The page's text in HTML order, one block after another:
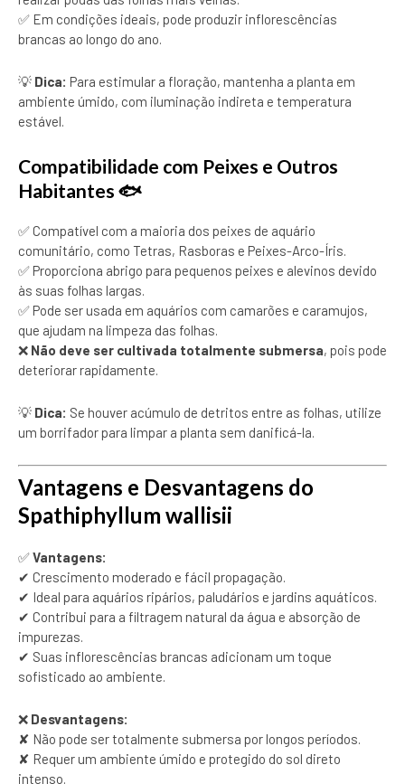
✅ Em condições ideais, pode produzir inflorescências
brancas ao longo do ano.
💡 Dica: Para estimular a floração, mantenha a planta em
ambiente úmido, com iluminação indireta e temperatura
estável.
Compatibilidade com Peixes e Outros
Habitantes 🐟
✅ Compatível com a maioria dos peixes de aquário
comunitário, como Tetras, Rasboras e Peixes-Arco-Íris.
✅ Proporciona abrigo para pequenos peixes e alevinos devido
às suas folhas largas.
✅ Pode ser usada em aquários com camarões e caramujos,
que ajudam na limpeza das folhas.
❌ Não deve ser cultivada totalmente submersa, pois pode
deteriorar rapidamente.
💡 Dica: Se houver acúmulo de detritos entre as folhas, utilize
um borrifador para limpar a planta sem danificá-la.
Vantagens e Desvantagens do
Spathiphyllum wallisii
✅Vantagens:
✔ Crescimento moderado e fácil propagação.
✔ Ideal para aquários ripários, paludários e jardins aquáticos.
✔ Contribui para a filtragem natural da água e absorção de
impurezas.
✔ Suas inflorescências brancas adicionam um toque
sofisticado ao ambiente.
❌ Desvantagens:
✘ Não pode ser totalmente submersa por longos períodos.
✘ Requer um ambiente úmido e protegido do sol direto
intenso.